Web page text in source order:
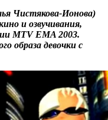
Чистякова-Ионова)
и озвучивания,
MTV EMA 2003.
образа девочки с